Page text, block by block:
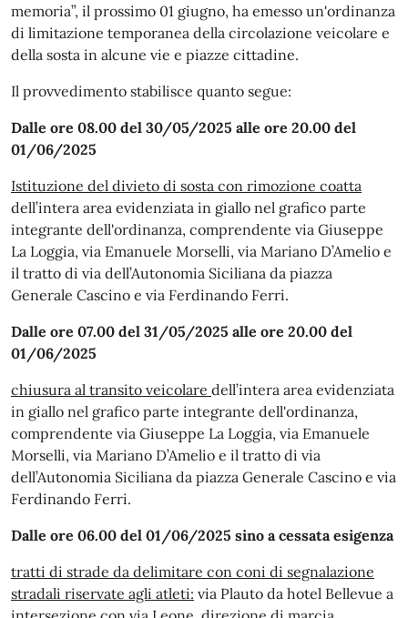
memoria”, il prossimo 01 giugno, ha emesso un'ordinanza
di limitazione temporanea della circolazione veicolare e
della sosta in alcune vie e piazze cittadine.
Il provvedimento stabilisce quanto segue:
Dalle ore 08.00 del 30/05/2025 alle ore 20.00 del
01/06/2025
Istituzione del divieto di sosta con rimozione coatta
dell’intera area evidenziata in giallo nel grafico parte
integrante dell'ordinanza, comprendente via Giuseppe
La Loggia, via Emanuele Morselli, via Mariano D’Amelio e
il tratto di via dell’Autonomia Siciliana da piazza
Generale Cascino e via Ferdinando Ferri.
Dalle ore 07.00 del 31/05/2025 alle ore 20.00 del
01/06/2025
chiusura al transito veicolare dell’intera area evidenziata
in giallo nel grafico parte integrante dell'ordinanza,
comprendente via Giuseppe La Loggia, via Emanuele
Morselli, via Mariano D’Amelio e il tratto di via
dell’Autonomia Siciliana da piazza Generale Cascino e via
Ferdinando Ferri.
Dalle ore 06.00 del 01/06/2025 sino a cessata esigenza
tratti di strade da delimitare con coni di segnalazione
stradali riservate agli atleti: via Plauto da hotel Bellevue a